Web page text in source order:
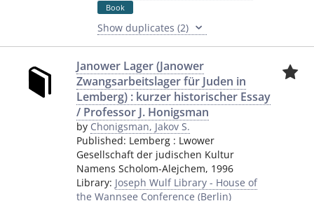
Book
Show duplicates (2)
Janower Lager (Janower
Zwangsarbeitslager für Juden in
Lemberg) : kurzer historischer Essay
/ Professor J. Honigsman
by Chonigsman, Jakov S.
Published: Lemberg : Lwower
Gesellschaft der judischen Kultur
Namens Scholom-Alejchem, 1996
Library: Joseph Wulf Library - House of
the Wannsee Conference (Berlin)